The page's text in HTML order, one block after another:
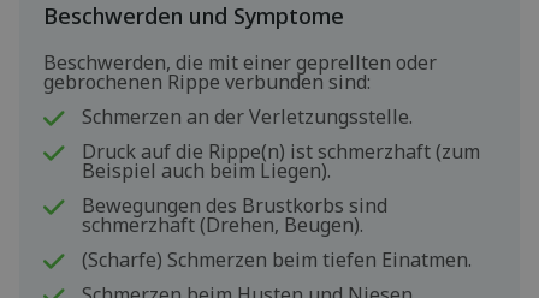
Beschwerden und Symptome
Beschwerden, die mit einer geprellten oder
gebrochenen Rippe verbunden sind:
Schmerzen an der Verletzungsstelle.
Druck auf die Rippe(n) ist schmerzhaft (zum
Beispiel auch beim Liegen).
Bewegungen des Brustkorbs sind
schmerzhaft (Drehen, Beugen).
(Scharfe) Schmerzen beim tiefen Einatmen.